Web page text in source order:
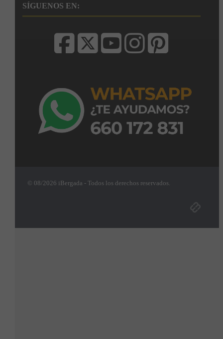
SÍGUENOS EN:
© 08/2026 iBergada - Todos los derechos reservados.